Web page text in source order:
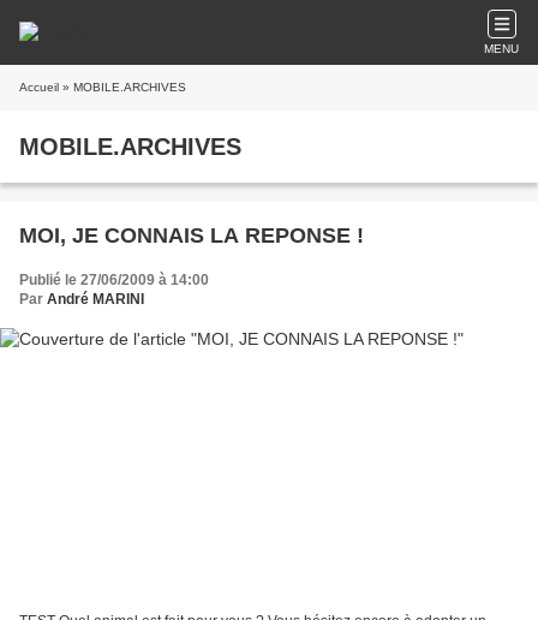
MENU
Accueil » MOBILE.ARCHIVES
MOBILE.ARCHIVES
MOI, JE CONNAIS LA REPONSE !
Publié le 27/06/2009 à 14:00
Par André MARINI